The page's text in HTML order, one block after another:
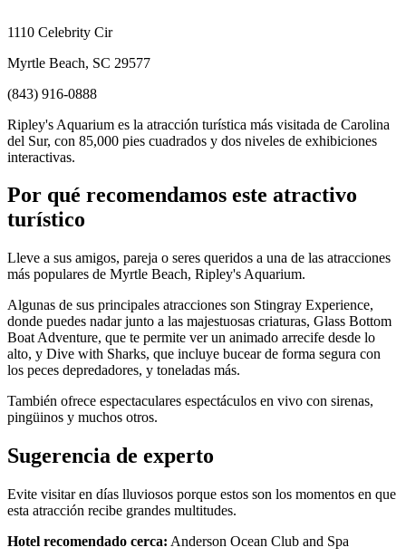
1110 Celebrity Cir
Myrtle Beach, SC 29577
(843) 916-0888
Ripley's Aquarium es la atracción turística más visitada de Carolina
del Sur, con 85,000 pies cuadrados y dos niveles de exhibiciones
interactivas.
Por qué recomendamos este atractivo
turístico
Lleve a sus amigos, pareja o seres queridos a una de las atracciones
más populares de Myrtle Beach, Ripley's Aquarium.
Algunas de sus principales atracciones son Stingray Experience,
donde puedes nadar junto a las majestuosas criaturas, Glass Bottom
Boat Adventure, que te permite ver un animado arrecife desde lo
alto, y Dive with Sharks, que incluye bucear de forma segura con
los peces depredadores, y toneladas más.
También ofrece espectaculares espectáculos en vivo con sirenas,
pingüinos y muchos otros.
Sugerencia de experto
Evite visitar en días lluviosos porque estos son los momentos en que
esta atracción recibe grandes multitudes.
Hotel recomendado cerca: Anderson Ocean Club and Spa